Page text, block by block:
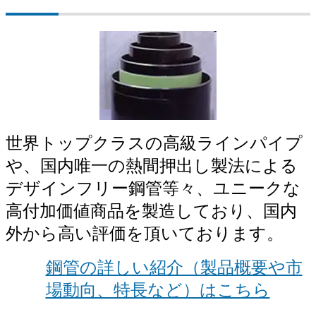
世界トップクラスの高級ラインパイプ
や、国内唯一の熱間押出し製法による
デザインフリー鋼管等々、ユニークな
高付加価値商品を製造しており、国内
外から高い評価を頂いております。
鋼管の詳しい紹介（製品概要や市
場動向、特長など）はこちら